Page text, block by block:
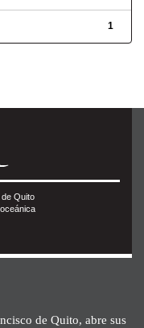
1
Quito
de Quito, abre sus